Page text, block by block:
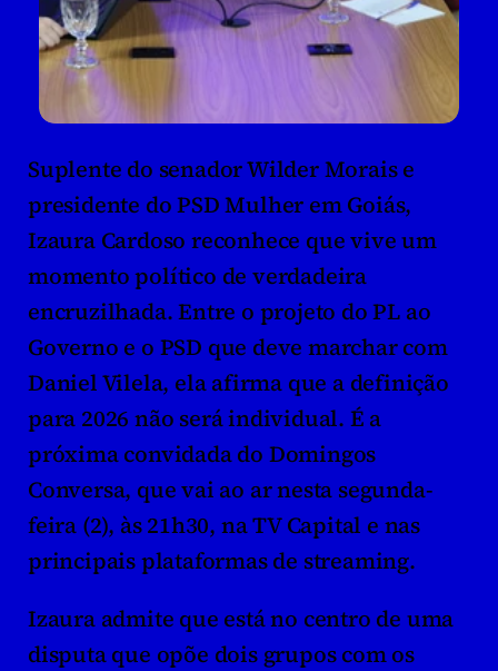
Suplente do senador Wilder Morais e
presidente do PSD Mulher em Goiás,
Izaura Cardoso reconhece que vive um
momento político de verdadeira
encruzilhada. Entre o projeto do PL ao
Governo e o PSD que deve marchar com
Daniel Vilela, ela afirma que a definição
para 2026 não será individual. É a
próxima convidada do Domingos
Conversa, que vai ao ar nesta segunda-
feira (2), às 21h30, na TV Capital e nas
principais plataformas de streaming.
Izaura admite que está no centro de uma
disputa que opõe dois grupos com os